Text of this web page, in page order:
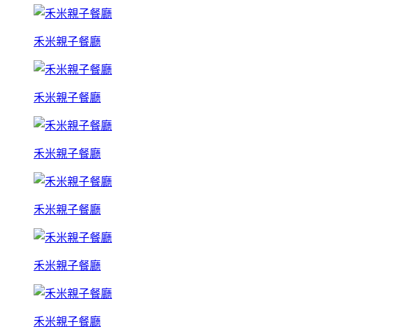
禾米親子餐廳
禾米親子餐廳
禾米親子餐廳
禾米親子餐廳
禾米親子餐廳
禾米親子餐廳